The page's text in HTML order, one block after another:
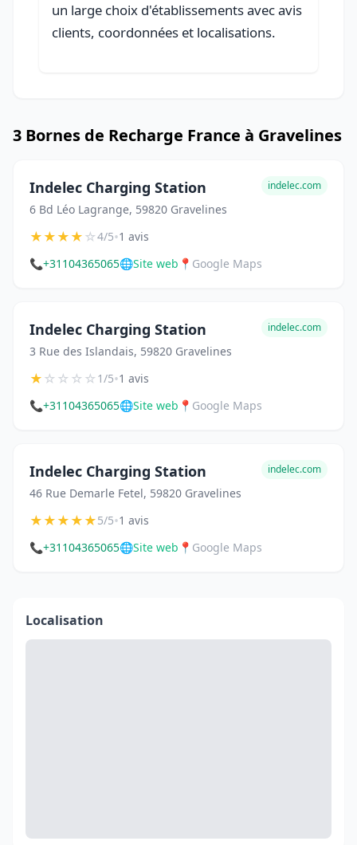
un large choix d'établissements avec avis
clients, coordonnées et localisations.
3 Bornes de Recharge France à Gravelines
Indelec Charging Station
6 Bd Léo Lagrange, 59820 Gravelines
indelec.com
★★★★☆4/5•1 avis
📞+31104365065🌐Site web 📍 Google Maps
Indelec Charging Station
3 Rue des Islandais, 59820 Gravelines
indelec.com
★☆☆☆☆1/5•1 avis
📞+31104365065🌐Site web 📍 Google Maps
Indelec Charging Station
46 Rue Demarle Fetel, 59820 Gravelines
indelec.com
★★★★★5/5•1 avis
📞+31104365065🌐Site web 📍 Google Maps
Localisation